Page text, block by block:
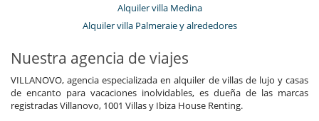
Alquiler villa Medina
Alquiler villa Palmeraie y alrededores
Nuestra agencia de viajes
VILLANOVO, agencia especializada en alquiler de villas de lujo y casas
de encanto para vacaciones inolvidables, es dueña de las marcas
registradas Villanovo, 1001 Villas y Ibiza House Renting.